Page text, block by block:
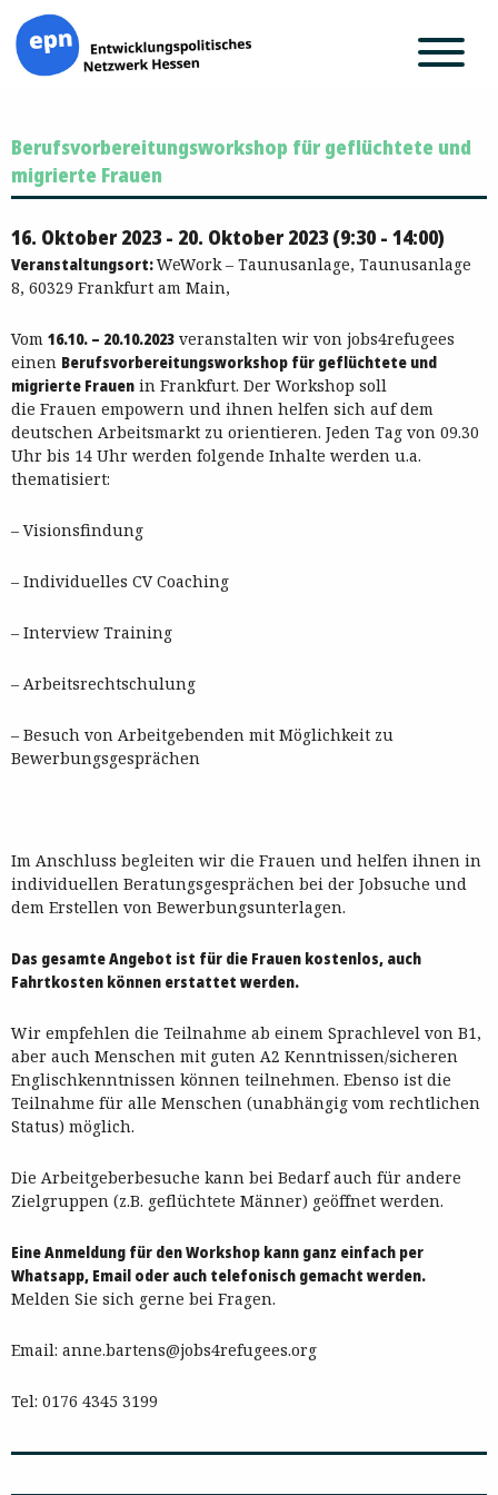
Inhalt
springen
Berufsvorbereitungsworkshop für geflüchtete und
migrierte Frauen
16. Oktober 2023 - 20. Oktober 2023 (9:30 - 14:00)
Veranstaltungsort:WeWork – Taunusanlage, Taunusanlage
8, 60329 Frankfurt am Main,
Vom 16.10. – 20.10.2023 veranstalten wir von jobs4refugees
einen Berufsvorbereitungsworkshop für geflüchtete und
migrierte Frauen in Frankfurt. Der Workshop soll
die Frauen empowern und ihnen helfen sich auf dem
deutschen Arbeitsmarkt zu orientieren. Jeden Tag von 09.30
Uhr bis 14 Uhr werden folgende Inhalte werden u.a.
thematisiert:
– Visionsfindung
– Individuelles CV Coaching
– Interview Training
– Arbeitsrechtschulung
– Besuch von Arbeitgebenden mit Möglichkeit zu
Bewerbungsgesprächen
Im Anschluss begleiten wir die Frauen und helfen ihnen in
individuellen Beratungsgesprächen bei der Jobsuche und
dem Erstellen von Bewerbungsunterlagen.
Das gesamte Angebot ist für die Frauen kostenlos, auch
Fahrtkosten können erstattet werden.
Wir empfehlen die Teilnahme ab einem Sprachlevel von B1,
aber auch Menschen mit guten A2 Kenntnissen/sicheren
Englischkenntnissen können teilnehmen. Ebenso ist die
Teilnahme für alle Menschen (unabhängig vom rechtlichen
Status) möglich.
Die Arbeitgeberbesuche kann bei Bedarf auch für andere
Zielgruppen (z.B. geflüchtete Männer) geöffnet werden.
Eine Anmeldung für den Workshop kann ganz einfach per
Whatsapp, Email oder auch telefonisch gemacht werden.
Melden Sie sich gerne bei Fragen.
Email: anne.bartens@jobs4refugees.org
Tel: 0176 4345 3199